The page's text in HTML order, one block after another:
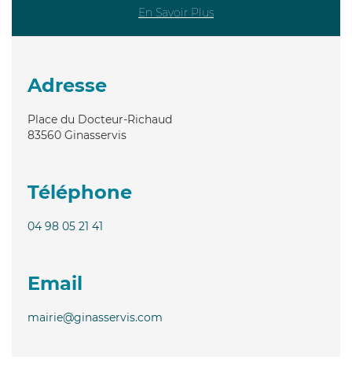
En Savoir Plus
Adresse
Place du Docteur-Richaud
83560 Ginasservis
Téléphone
04 98 05 21 41
Email
mairie@ginasservis.com